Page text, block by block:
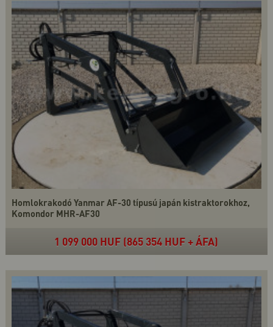
Homlokrakodó Yanmar AF-30 típusú japán kistraktorokhoz,
Komondor MHR-AF30
1 099 000 HUF (865 354 HUF + ÁFA)